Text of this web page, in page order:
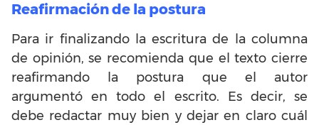
Reafirmación de la postura
Para ir finalizando la escritura de la columna
de opinión, se recomienda que el texto cierre
reafirmando la postura que el autor
argumentó en todo el escrito. Es decir, se
debe redactar muy bien y dejar en claro cuál